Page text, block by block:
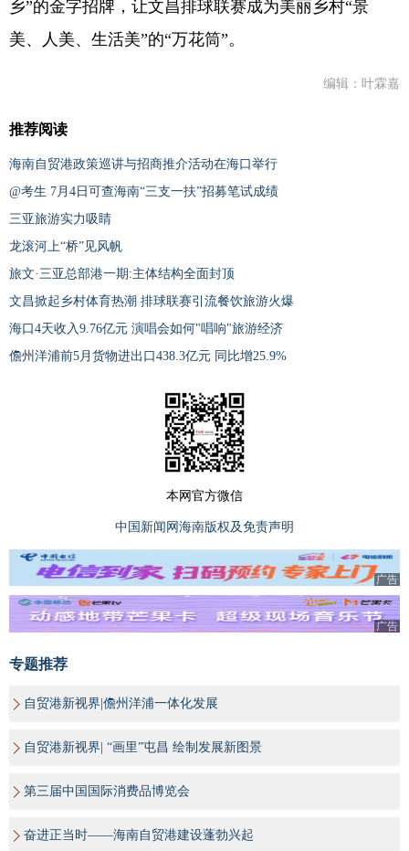
乡”的金字招牌，让文昌排球联赛成为美丽乡村“景
美、人美、生活美”的“万花筒”。
编辑：叶霖嘉
推荐阅读
海南自贸港政策巡讲与招商推介活动在海口举行
@考生 7月4日可查海南“三支一扶”招募笔试成绩
三亚旅游实力吸睛
龙滚河上“桥”见风帆
旅文·三亚总部港一期:主体结构全面封顶
文昌掀起乡村体育热潮 排球联赛引流餐饮旅游火爆
海口4天收入9.76亿元 演唱会如何"唱响"旅游经济
儋州洋浦前5月货物进出口438.3亿元 同比增25.9%
本网官方微信
中国新闻网海南版权及免责声明
广告
广告
专题推荐
自贸港新视界|儋州洋浦一体化发展
自贸港新视界| “画里”屯昌 绘制发展新图景
第三届中国国际消费品博览会
奋进正当时——海南自贸港建设蓬勃兴起